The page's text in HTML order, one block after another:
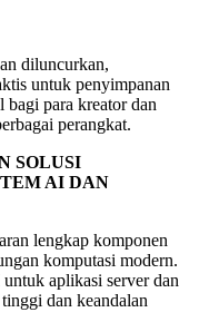
diluncurkan,
untuk penyimpanan
bagi para kreator dan
perangkat.
SOLUSI
AI DAN
lengkap komponen
komputasi modern.
aplikasi server dan
dan keandalan